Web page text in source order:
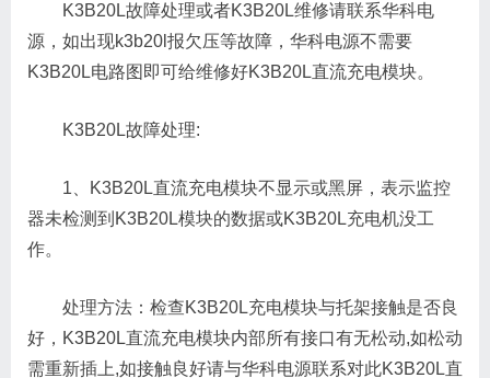
K3B20L故障处理或者K3B20L维修请联系华科电
源，如出现k3b20l报欠压等故障，华科电源不需要
K3B20L电路图即可给维修好K3B20L直流充电模块。
K3B20L故障处理:
1、K3B20L直流充电模块不显示或黑屏，表示监控
器未检测到K3B20L模块的数据或K3B20L充电机没工
作。
处理方法：检查K3B20L充电模块与托架接触是否良
好，K3B20L直流充电模块内部所有接口有无松动,如松动
需重新插上,如接触良好请与华科电源联系对此K3B20L直